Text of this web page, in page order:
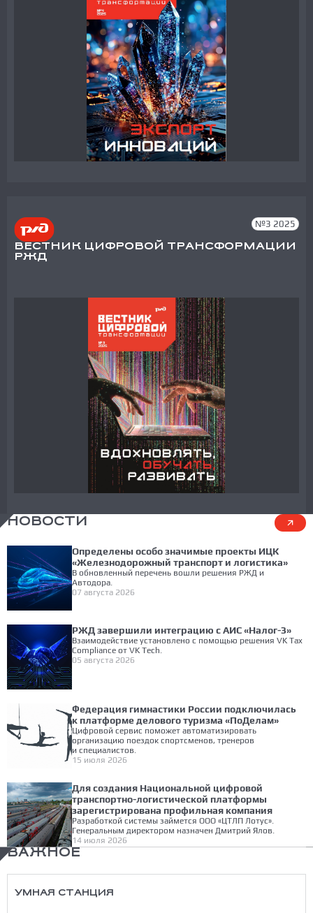
№3 2025
ВЕСТНИК ЦИФРОВОЙ ТРАНСФОРМАЦИИ
РЖД
НОВОСТИ
Определены особо значимые проекты ИЦК
«Железнодорожный транспорт и логистика»
В обновленный перечень вошли решения РЖД и
Автодора.
07 августа 2026
РЖД завершили интеграцию с АИС «Налог-3»
Взаимодействие установлено с помощью решения VK Tax
Compliance от VK Tech.
05 августа 2026
Федерация гимнастики России подключилась
к платформе делового туризма «ПоДелам»
Цифровой сервис поможет автоматизировать
организацию поездок спортсменов, тренеров
и специалистов.
15 июля 2026
Для создания Национальной цифровой
транспортно-логистической платформы
зарегистрирована профильная компания
Разработкой системы займется ООО «ЦТЛП Лотус».
Генеральным директором назначен Дмитрий Ялов.
14 июля 2026
ВАЖНОЕ
УМНАЯ СТАНЦИЯ